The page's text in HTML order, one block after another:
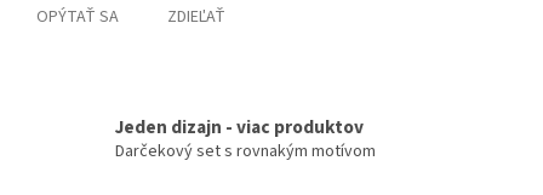
OPÝTAŤ SA ZDIEĽAŤ
Jeden dizajn - viac produktov
Darčekový set s rovnakým motívom